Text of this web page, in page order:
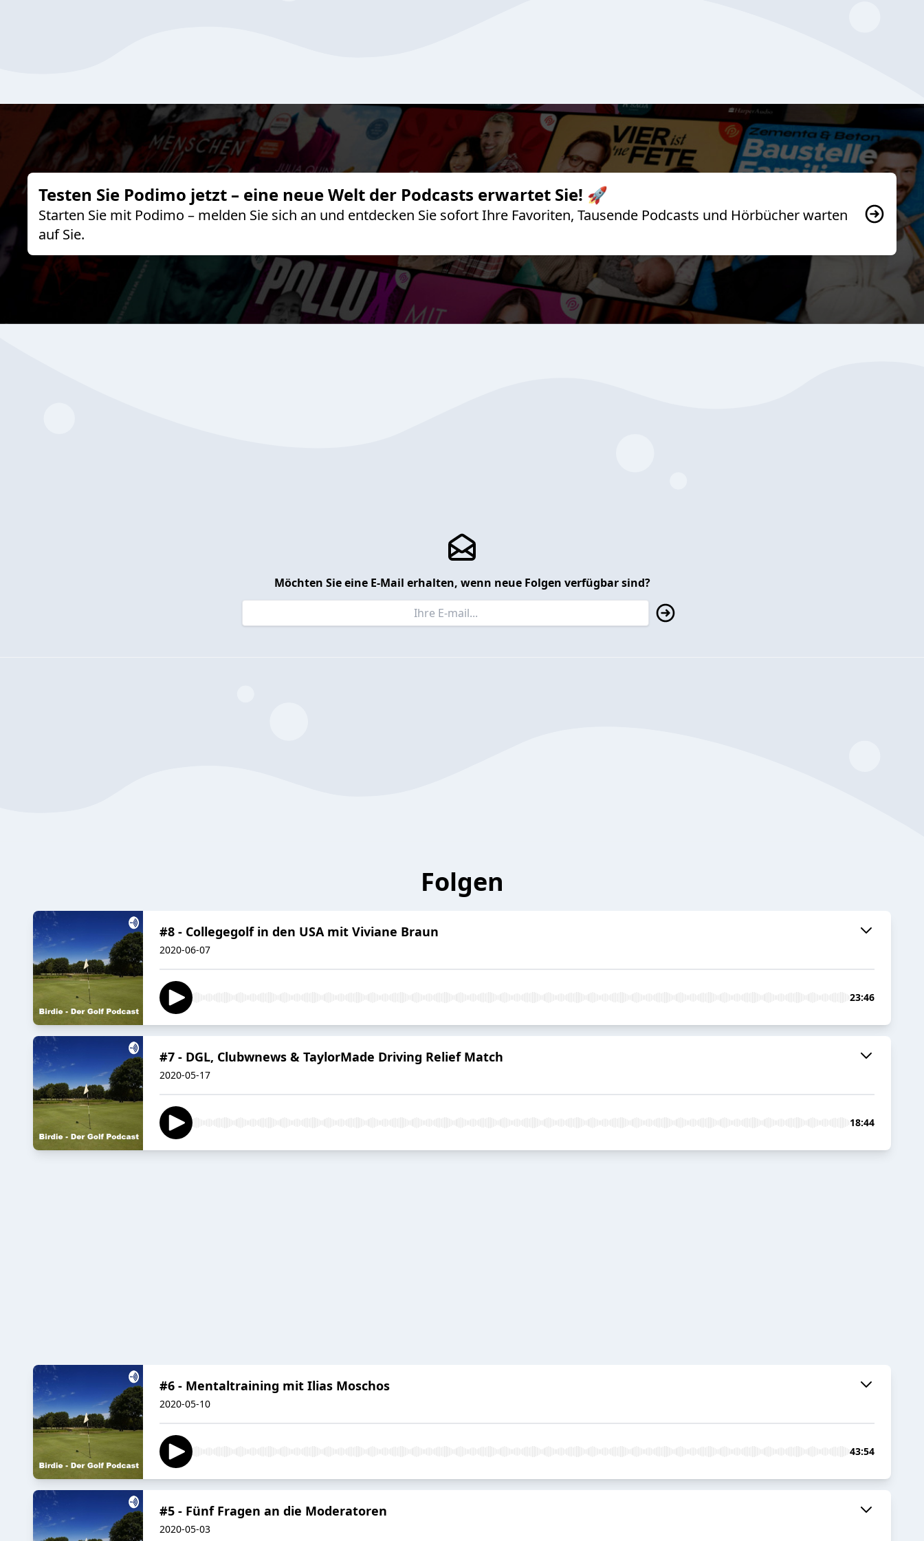
Testen Sie Podimo jetzt – eine neue Welt der Podcasts erwartet Sie! 🚀
Starten Sie mit Podimo – melden Sie sich an und entdecken Sie sofort Ihre Favoriten, Tausende Podcasts und Hörbücher warten
auf Sie.
Möchten Sie eine E-Mail erhalten, wenn neue Folgen verfügbar sind?
Folgen
#8 - Collegegolf in den USA mit Viviane Braun
2020-06-07
23:46
#7 - DGL, Clubwnews & TaylorMade Driving Relief Match
2020-05-17
18:44
#6 - Mentaltraining mit Ilias Moschos
2020-05-10
43:54
#5 - Fünf Fragen an die Moderatoren
2020-05-03